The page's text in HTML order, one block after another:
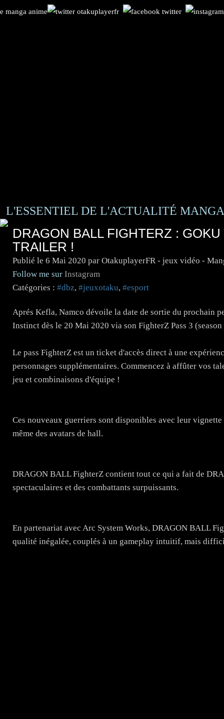
L'ESSENTIEL DE L'ACTUALITÉ
DRAGON BALL FIGHTERZ :
TRAILER !
Publié le 6 Mai 2020 par OtakuplayerFR - jeux vidéo -
Follow me sur Instagram
Catégories : #dbz, #jeuxotaku, #esport
Aprés Kefla, Namco dévoile la date de sortie du prochain
Instinct dès le 20 Mai 2020 via son FighterZ Pass 3
Le pass FighterZ est un ticket d'accès direct à une
personnages supplémentaires. Commencez à affûter vos
jeu et combinaisons d'équipe !
Ces nouveaux guerriers sont disponibles avec leur
même des avatars de hall.
DRAGON BALL FighterZ contient tout ce qui a fait de
spectaculaires et des combattants surpuissants.
En partenariat avec Arc System Works, DRAGON BALL
qualité inégalée, couplés à un gameplay intuitif, mais